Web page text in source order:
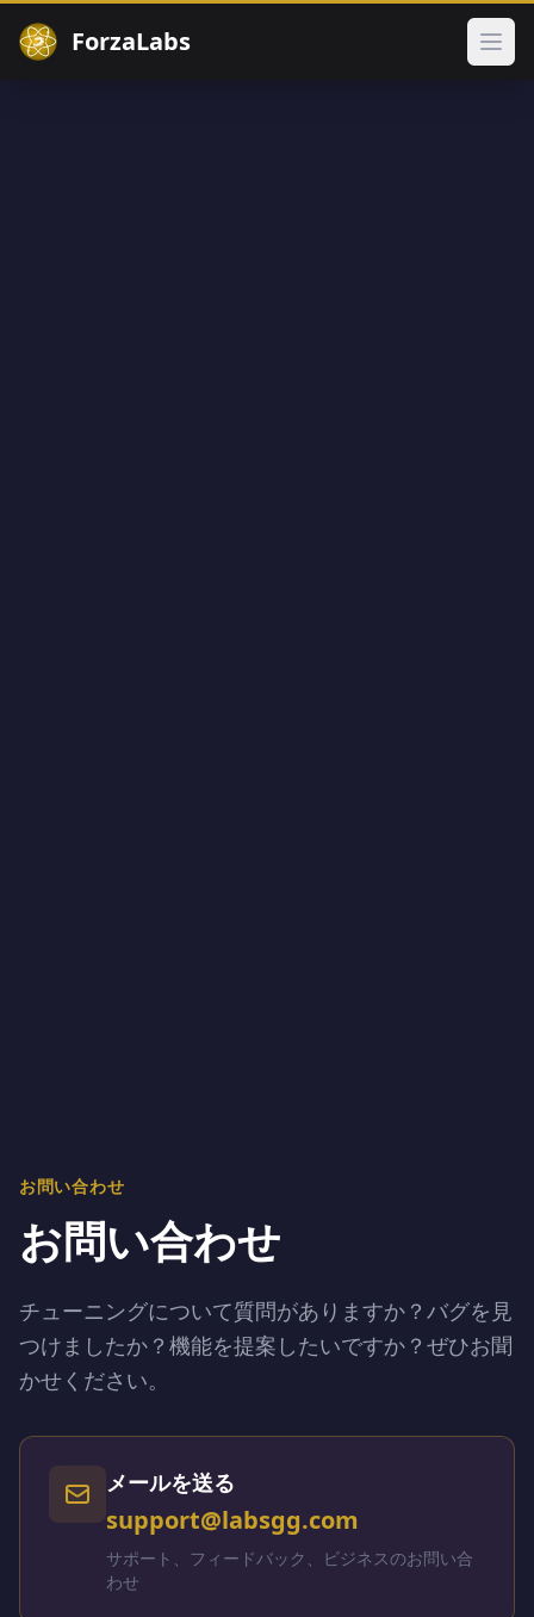
ForzaLabs メイ
お問い合わせ
お問い合わせ
チューニングについて質問がありますか？バグを見
つけましたか？機能を提案したいですか？ぜひお聞
かせください。
メールを送る
support@labsgg.com
サポート、フィードバック、ビジネスのお問い合
わせ